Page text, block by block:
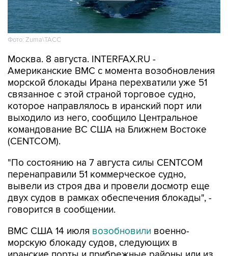
Фото: Zuma\ТАСС
Москва. 8 августа. INTERFAX.RU -
морской блокады Ирана перехватили уже 51
связанное с этой страной торговое судно,
которое направлялось в иранский порт или
выходило из него, сообщило Центральное
командование ВС США на Ближнем Востоке
(CENTCOM).
"По состоянию на 7 августа силы CENTCOM
вывели из строя два и провели досмотр еще
двух судов в рамках обеспечения блокады", -
говорится в сообщении.
ВМС США 14 июлявозобновили
иранские порты и прибрежные районы или из
них. Прежний режим действовал с 13 апреля по